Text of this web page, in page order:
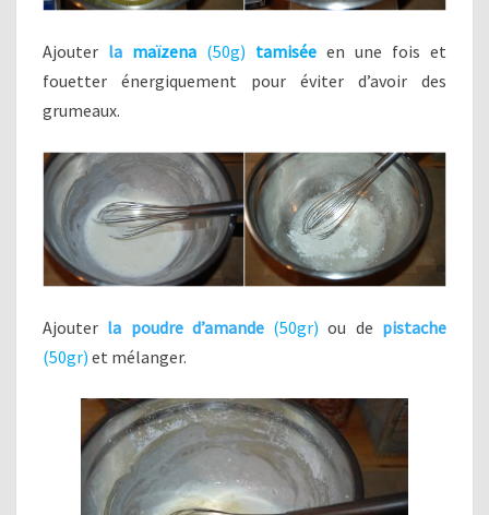
Ajouter la maïzena (50g) tamisée en une fois et
fouetter énergiquement pour éviter d’avoir des
grumeaux.
Ajouter la poudre d’amande (50gr) ou de pistache
(50gr) et mélanger.